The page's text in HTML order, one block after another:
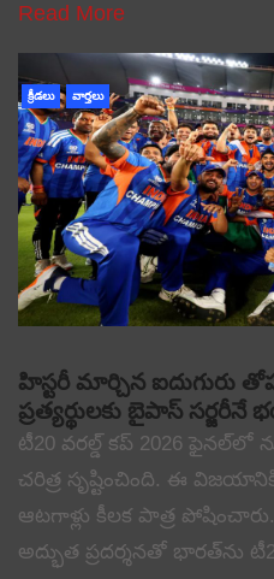
Read More
క్రీడలు వార్తలు
హిస్టరీ మార్చిన ఐదుగురు
ప్రత్యర్థులకు బైపాస్ సర్జరీనే
టీ20 వరల్డ్ కప్ 2026
చరిత్ర సృష్టించింది. ఈ విజయానికి
ఆటగాళ్లు కీలక పాత్ర
అద్భుత ప్రదర్శనతో భారత్‌ను